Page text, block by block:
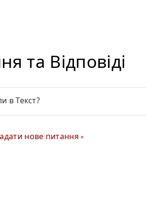
та Відповіді
в Текст?
нове питання